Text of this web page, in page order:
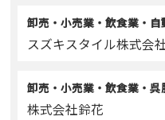
卸売・小売業・飲食業・自
スズキスタイル株式会
卸売・小売業・飲食業・
株式会社鈴花